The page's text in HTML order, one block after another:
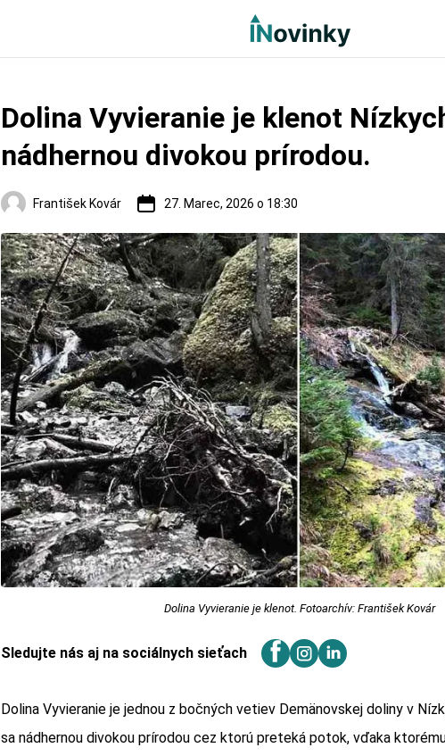
Dolina Vyvieranie je klenot
nádhernou divokou prírodou.
František Kovár 27. Marec, 2026 o 18:30
Regióny
Dolina Vyvieranie je klenot. Fotoarchív: František Kovár
Sledujte nás aj na sociálnych sieťach
Dolina Vyvieranie je jednou z bočných vetiev Demänovskej doliny v
sa nádhernou divokou prírodou cez ktorú preteká potok, vďaka